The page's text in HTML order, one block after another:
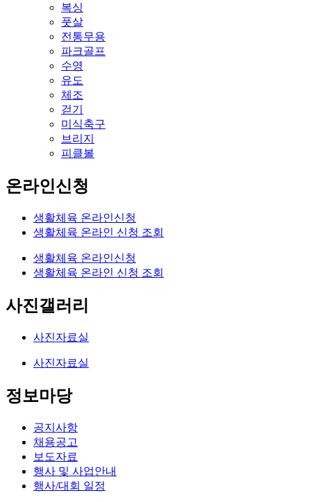
복싱
풋살
전통무용
파크골프
수영
유도
체조
걷기
미식축구
브리지
피클볼
온라인신청
생활체육 온라인신청
생활체육 온라인 신청 조회
생활체육 온라인신청
생활체육 온라인 신청 조회
사진갤러리
사진자료실
사진자료실
정보마당
공지사항
채용공고
보도자료
행사 및 사업안내
행사/대회 일정